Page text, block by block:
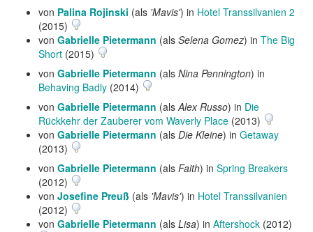
von Palina Rojinski (als 'Mavis') in Hotel Transsilvanien 2
(2015)
von Gabrielle Pietermann (als Selena Gomez) in The Big
Short (2015)
von Gabrielle Pietermann (als Nina Pennington) in
Behaving Badly (2014)
von Gabrielle Pietermann (alsAlex Russo) in Die
Rückkehr der Zauberer vom Waverly Place (2013)
von Gabrielle Pietermann (als Die Kleine) in Getaway
(2013)
von Gabrielle Pietermann (als Faith) in Spring Breakers
(2012)
von Josefine Preuß (als 'Mavis') in Hotel Transsilvanien
(2012)
von Gabrielle Pietermann (als Lisa) in Aftershock (2012)